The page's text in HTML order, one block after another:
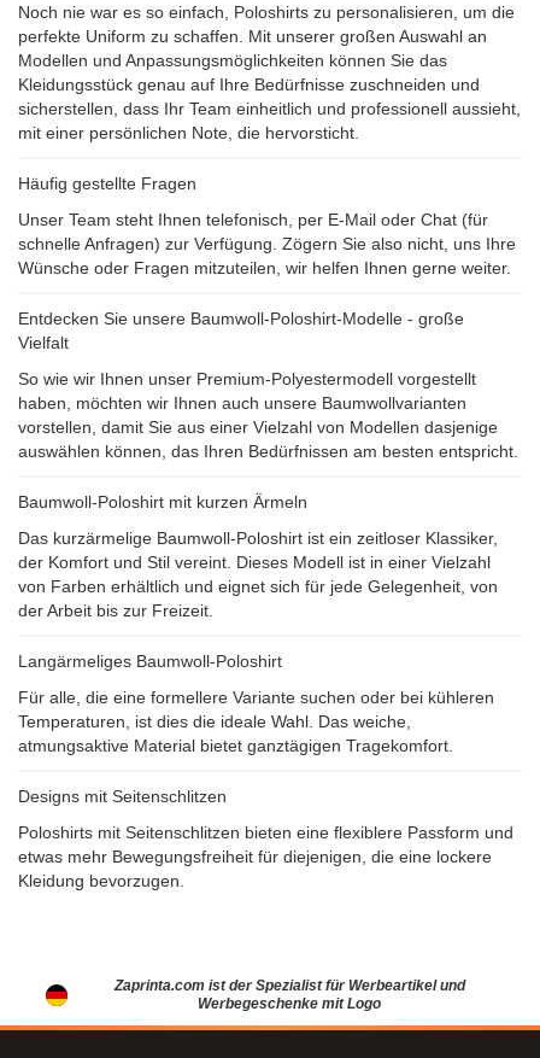
Noch nie war es so einfach, Poloshirts zu personalisieren, um die
perfekte Uniform zu schaffen. Mit unserer großen Auswahl an
Modellen und Anpassungsmöglichkeiten können Sie das
Kleidungsstück genau auf Ihre Bedürfnisse zuschneiden und
sicherstellen, dass Ihr Team einheitlich und professionell aussieht,
mit einer persönlichen Note, die hervorsticht.
Häufig gestellte Fragen
Unser Team steht Ihnen telefonisch, per E-Mail oder Chat (für
schnelle Anfragen) zur Verfügung. Zögern Sie also nicht, uns Ihre
Wünsche oder Fragen mitzuteilen, wir helfen Ihnen gerne weiter.
Entdecken Sie unsere Baumwoll-Poloshirt-Modelle - große
Vielfalt
So wie wir Ihnen unser Premium-Polyestermodell vorgestellt
haben, möchten wir Ihnen auch unsere Baumwollvarianten
vorstellen, damit Sie aus einer Vielzahl von Modellen dasjenige
auswählen können, das Ihren Bedürfnissen am besten entspricht.
Baumwoll-Poloshirt mit kurzen Ärmeln
Das kurzärmelige Baumwoll-Poloshirt ist ein zeitloser Klassiker,
der Komfort und Stil vereint. Dieses Modell ist in einer Vielzahl
von Farben erhältlich und eignet sich für jede Gelegenheit, von
der Arbeit bis zur Freizeit.
Langärmeliges Baumwoll-Poloshirt
Für alle, die eine formellere Variante suchen oder bei kühleren
Temperaturen, ist dies die ideale Wahl. Das weiche,
atmungsaktive Material bietet ganztägigen Tragekomfort.
Designs mit Seitenschlitzen
Poloshirts mit Seitenschlitzen bieten eine flexiblere Passform und
etwas mehr Bewegungsfreiheit für diejenigen, die eine lockere
Kleidung bevorzugen.
Zaprinta.com ist der Spezialist für Werbeartikel und
Werbegeschenke mit Logo